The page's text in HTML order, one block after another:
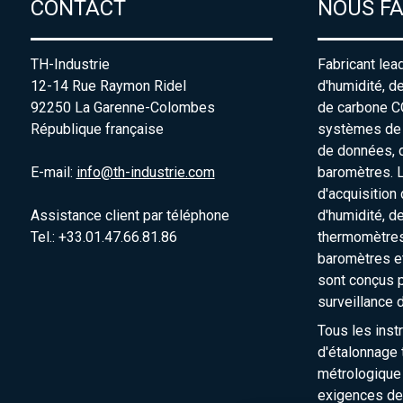
CONTACT
TH-Industrie
12-14 Rue Raymon Ridel
92250 La Garenne-Colombes
République française
E-mail: info@th-industrie.com
Assistance client par téléphone
Tel.: +33.01.47.66.81.86
NOUS
Fabricant
d'humidité,
de carbone
systèmes
de données,
baromètres.
d'acquisition
d'humidité,
baromètres
sont conçus
surveillance
Tous les
d'étalonnage
exigences